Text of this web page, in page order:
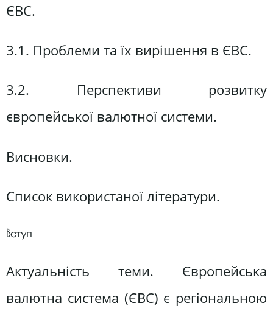
ЄВС.
3.1. Проблеми та їх вирішення в ЄВС.
3.2. Перспективи розвитку
європейської валютної системи.
Висновки.
Список використаної літератури.
Вступ
Актуальність теми. Європейська
валютна система (ЄВС) є регіональною